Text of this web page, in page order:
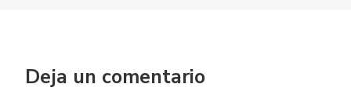
Deja un comentario